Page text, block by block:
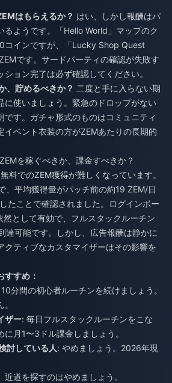
はもらえるか？ はい、しかし報酬はパ
るようです。「Hello World」マップのク
コインですが、「Lucky Shop Quest
です。サードパーティの確認が失敗す
ョン完了は必ず確認してください。
、貯めるべきか？ 二度と手に入らない期
に使いましょう。緊急のドロップがない
です。ガチャ形式のものはコミュニティ
イベント衣装の方がZEMあたりの長期的
を稼ぐべきか、課金すべきか？
料でのZEM獲得が難しくなっています。
、平均獲得量がパッチ前の約19 ZEM/日
たことで確認されました。ログインボー
として有効で、フルスタックルーチン
達可能です。しかし、広告報酬は静かに
クティブなカスタマイザーはその影響を
すすめ：
分間の初心者ルーチンを続けましょう。
ザー: 毎日フルスタックルーチンをこな
に月1〜3ドル課金しましょう。
討している人: やめましょう。2026年現
道を探すのはやめましょう。